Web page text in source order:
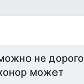
не дорого
может